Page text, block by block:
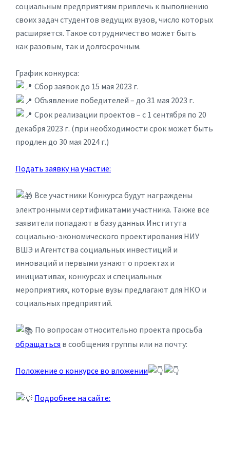
социальным предприятиям привлечь к выполнению
своих задач студентов ведущих вузов, число которых
расширяется. Такое сотрудничество может быть
как разовым, так и долгосрочным.
График конкурса:
Сбор заявок до 15 мая 2023 г.
Объявление победителей – до 31 мая 2023 г.
Срок реализации проектов – с 1 сентября по 20
декабря 2023 г. (при необходимости срок может быть
продлен до 30 мая 2024 г.)
Подать заявку на участие:
Все участники Конкурса будут награждены
электронными сертификатами участника. Также все
заявители попадают в базу данных Института
социально-экономического проектирования НИУ
ВШЭ и Агентства социальных инвестиций и
инноваций и первыми узнают о проектах и
инициативах, конкурсах и специальных
мероприятиях, которые вузы предлагают для НКО и
социальных предприятий.
По вопросам относительно проекта просьба
обращаться в сообщения группы или на почту:
Положение о конкурсе во вложении
Подробнее на сайте: